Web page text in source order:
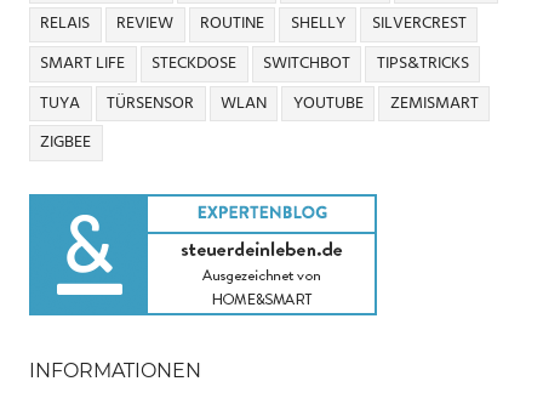
RELAIS
REVIEW ROUTINE SHELLY
SILVERCREST
SMART LIFE
STECKDOSE SWITCHBOT
TIPS&TRICKS
TUYA
TÜRSENSOR WLAN YOUTUBE
ZEMISMART
ZIGBEE
INFORMATIONEN